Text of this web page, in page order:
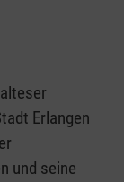
Erlangen
und seine